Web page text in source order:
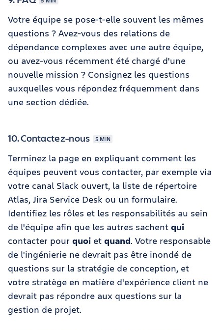
Votre équipe se pose-t-elle souvent les mêmes
questions ? Avez-vous des relations de
dépendance complexes avec une autre équipe,
ou avez-vous récemment été chargé d'une
nouvelle mission ? Consignez les questions
auxquelles vous répondez fréquemment dans
une section dédiée.
10. Contactez-nous 5 MIN
Terminez la page en expliquant comment les
équipes peuvent vous contacter, par exemple via
votre canal Slack ouvert, la liste de répertoire
Atlas, Jira Service Desk ou un formulaire.
Identifiez les rôles et les responsabilités au sein
de l'équipe afin que les autres sachent qui
contacter pour quoi et quand. Votre responsable
de l'ingénierie ne devrait pas être inondé de
questions sur la stratégie de conception, et
votre stratège en matière d'expérience client ne
devrait pas répondre aux questions sur la
gestion de projet.